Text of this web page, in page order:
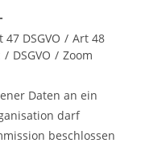
47 DSGVO / Art 48
/ DSGVO / Zoom
Daten an ein
darf
beschlossen